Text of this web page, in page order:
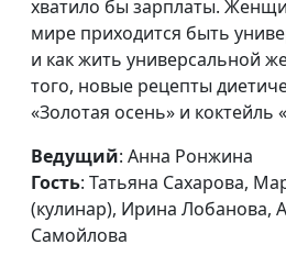
Как
дисциплинировать
детей
Анна
Сажина
До свадьбы дело не
хватило бы зарплаты.
мире приходится быть
и как жить универсальной
того, новые рецепты
«Золотая осень» и
Ведущий: Анна Ронжина
Гость: Татьяна Сахарова,
(кулинар), Ирина Лобанова,
Самойлова